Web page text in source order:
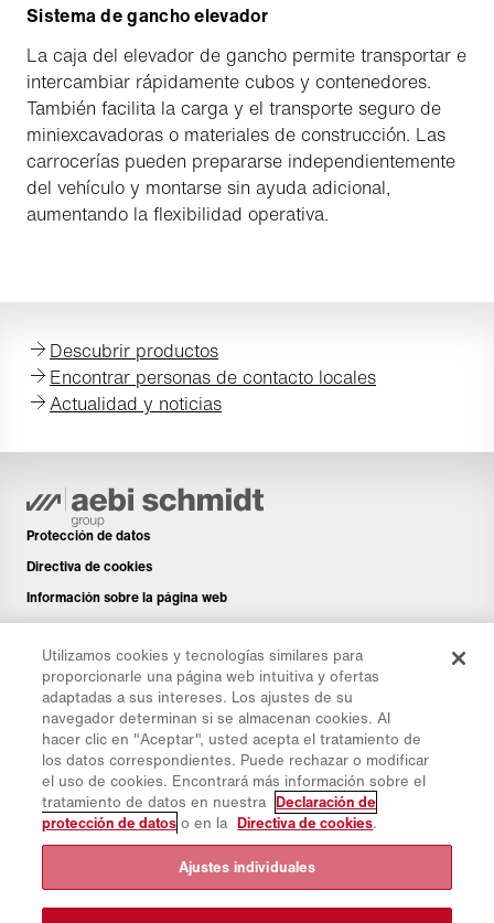
Sistema de gancho elevador
La caja del elevador de gancho permite transportar e
intercambiar rápidamente cubos y contenedores.
También facilita la carga y el transporte seguro de
miniexcavadoras o materiales de construcción. Las
carrocerías pueden prepararse independientemente
del vehículo y montarse sin ayuda adicional,
aumentando la flexibilidad operativa.
Descubrir productos
Encontrar personas de contacto locales
Actualidad y noticias
Protección de datos
Directiva de cookies
Información sobre la página web
Aviso legal
Boletín de noticias
Piezas de repuesto
Área de descargas
Calculadora de CO₂
Calculadora de CTP
Distribuidores & Emplazamientos
Resumen de grupos de productos
Iniciar sesión en IntelliOPS
CollabHub Login
Utilizamos cookies y tecnologías similares para
proporcionarle una página web intuitiva y ofertas
adaptadas a sus intereses. Los ajustes de su
navegador determinan si se almacenan cookies. Al
hacer clic en "Aceptar", usted acepta el tratamiento de
los datos correspondientes. Puede rechazar o modificar
el uso de cookies. Encontrará más información sobre el
tratamiento de datos en nuestra Declaración de
protección de datos o en la Directiva de cookies.
Ajustes individuales